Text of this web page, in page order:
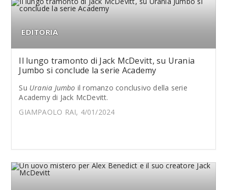
EDITORIA
Il lungo tramonto di Jack McDevitt, su Urania
Jumbo si conclude la serie Academy
Su Urania Jumbo il romanzo conclusivo della serie
Academy di Jack McDevitt.
GIAMPAOLO RAI, 4/01/2024